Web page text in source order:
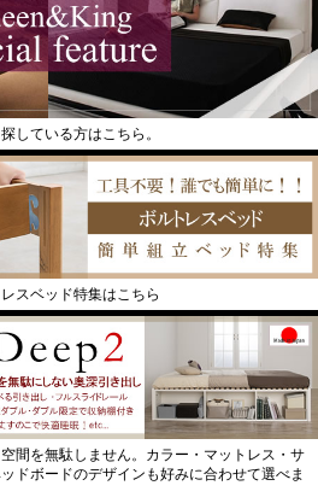
している方はこちら。
スベッド特集はこちら
間を無駄しません。カラー・マットレス・サ
ドボードのデザインも好みに合わせて選べま